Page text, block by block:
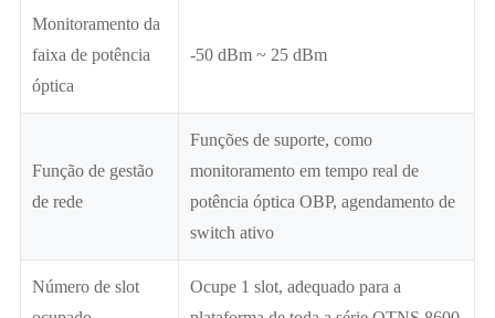
Monitoramento da
faixa de potência
óptica
-50 dBm ~ 25 dBm
Função de gestão
de rede
Funções de suporte, como
monitoramento em tempo real de
potência óptica OBP, agendamento de
switch ativo
Número de slot
Ocupe 1 slot, adequado para a